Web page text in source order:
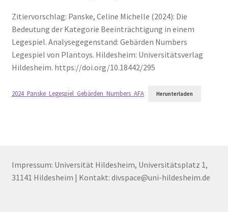
Zitiervorschlag: Panske, Celine Michelle (2024): Die
Bedeutung der Kategorie Beeinträchtigung in einem
Legespiel. Analysegegenstand: Gebärden Numbers
Legespiel von Plantoys. Hildesheim: Universitätsverlag
Hildesheim. https://doi.org/10.18442/295
2024_Panske_Legespiel_Gebärden_Numbers_AFA Herunterladen
Impressum: Universität Hildesheim, Universitätsplatz 1,
31141 Hildesheim | Kontakt: divspace@uni-hildesheim.de